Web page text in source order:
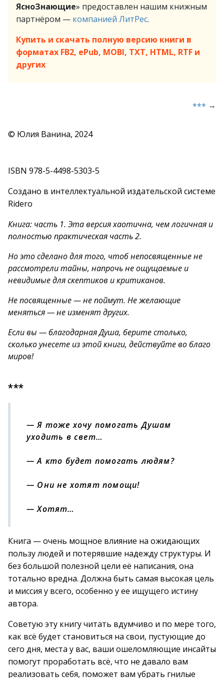
ЯсноЗнающие» предоставлен нашим книжным
партнёром — компанией ЛитРес.
Купить и скачать полную версию книги в
форматах FB2, ePub, MOBI, TXT, HTML, RTF и
других
*** →
© Юлия Ванина, 2024
ISBN 978-5-4498-5303-5
Создано в интеллектуальной издательской системе
Ridero
Книга: часть 1. Эта версия хаотична, чем логичная и
полностью практическая часть 2.
Но это сделано для того, чтоб непосвященные не
рассмотрели тайны, напрочь не ощущаемые и
невидимые для скептиков и критиканов.
Не посвященные — не поймут. Не желающие
меняться — не изменят других.
Если вы — благодарная Душа, берите столько,
сколько унесете из этой книги, действуйте во благо
миров!
***
— Я тоже хочу помогать Душам
уходить в свет…
— А кто будет помогать людям?
— Они не хотят помощи!
— Хотят…
Книга — очень мощное влияние на ожидающих
пользу людей и потерявшие надежду структуры. И
без большой полезной цели её написания, она
тотально вредна. Должна быть самая высокая цель
и миссия у всего, особенно у ее ищущего истину
автора.
Советую эту книгу читать вдумчиво и по мере того,
как всё будет становиться на свои, пустующие до
сего дня, места у вас, ваши ошеломляющие инсайты
помогут проработать всё, что не давало вам
реализовать себя, поможет вам убрать гнилые